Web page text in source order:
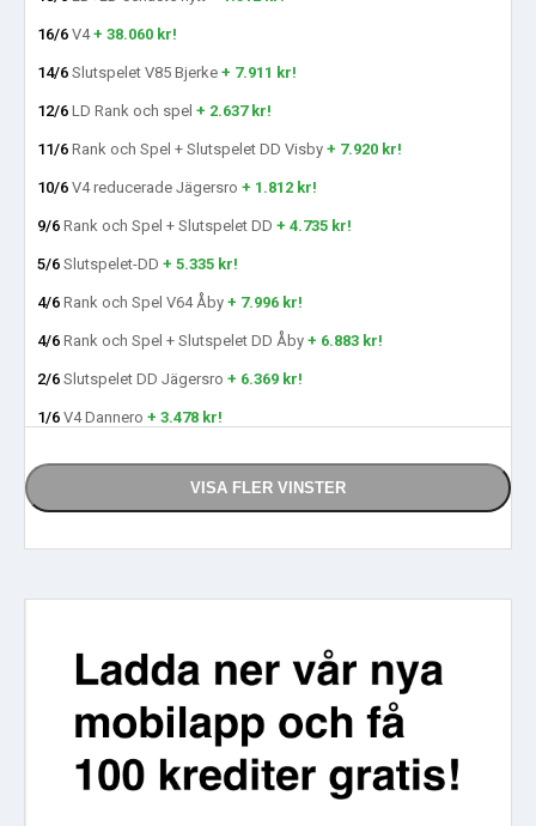
16/6 V4+ 38.060 kr!
14/6 Slutspelet V85 Bjerke + 7.911 kr!
12/6 LD Rank och spel + 2.637 kr!
11/6 Rank och Spel + Slutspelet DD Visby + 7.920 kr!
10/6 V4 reducerade Jägersro + 1.812 kr!
9/6 Rank och Spel + Slutspelet DD + 4.735 kr!
5/6 Slutspelet-DD + 5.335 kr!
4/6 Rank och Spel V64 Åby + 7.996 kr!
4/6 Rank och Spel + Slutspelet DD Åby + 6.883 kr!
2/6 Slutspelet DD Jägersro + 6.369 kr!
1/6 V4 Dannero + 3.478 kr!
VISA FLER VINSTER